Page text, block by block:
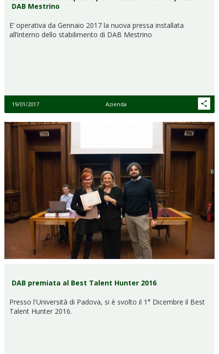
DAB Mestrino
E’ operativa da Gennaio 2017 la nuova pressa installata
all’interno dello stabilimento di DAB Mestrino
19/01/2017 Azienda
DAB premiata al Best Talent Hunter 2016
Presso l'Università di Padova, si è svolto il 1° Dicembre il Best
Talent Hunter 2016.